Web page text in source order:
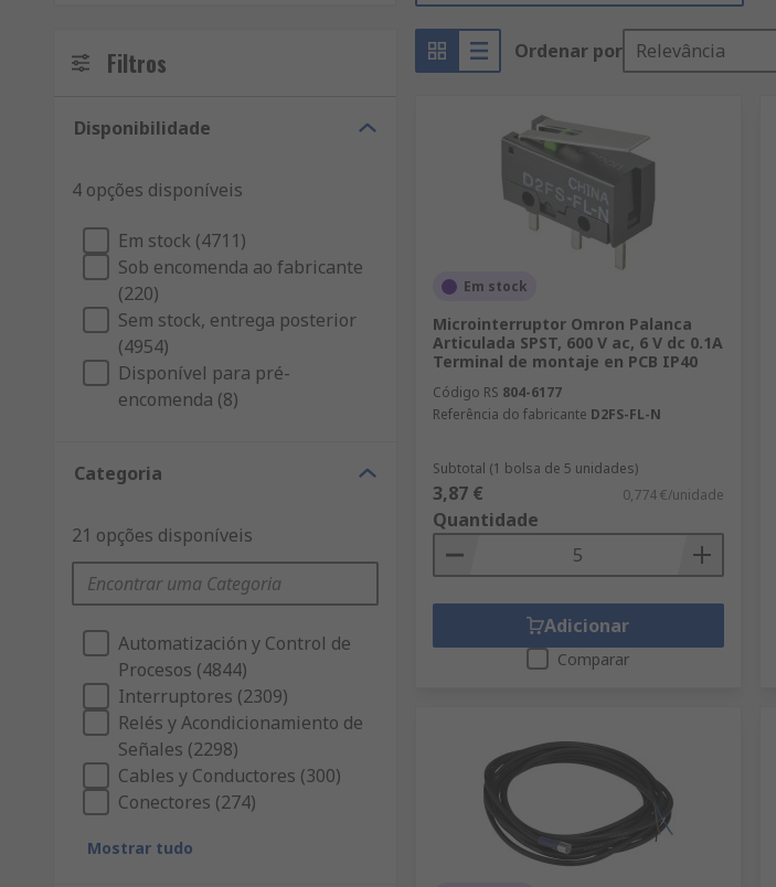
Filtros
Disponibilidade
4 opções disponíveis
Em stock (4711)
Sob encomenda ao fabricante
(220)
Sem stock, entrega posterior
(4954)
Disponível para pré-
encomenda (8)
Categoria
21 opções disponíveis
Automatización y Control de
Procesos (4844)
Interruptores (2309)
Relés y Acondicionamiento de
Señales (2298)
Cables y Conductores (300)
Conectores (274)
Mostrar tudo
Ordenar por Relevância
Em stock
Microinterruptor Omron Palanca
Articulada SPST, 600 V ac, 6 V dc 0.1A
Terminal de montaje en PCB IP40
Código RS 804-6177
Referência do fabricante D2FS-FL-N
Subtotal (1 bolsa de 5 unidades)
3,87 € 0,774 €/unidade
Quantidade
Adicionar
Comparar